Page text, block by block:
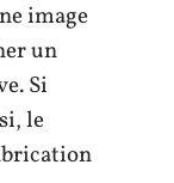
image
un
Si
le